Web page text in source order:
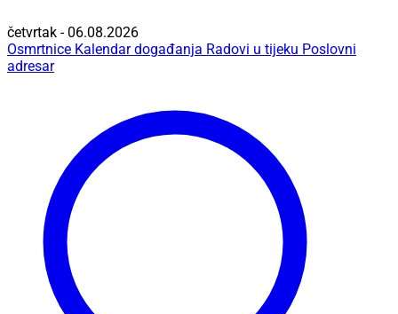
četvrtak - 06.08.2026
Osmrtnice Kalendar događanja Radovi u tijeku Poslovni
adresar